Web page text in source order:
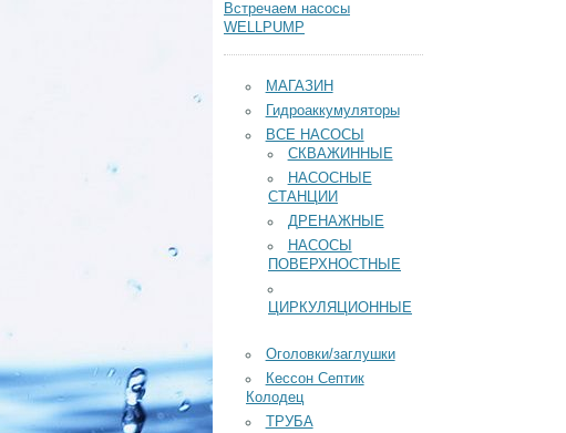
Встречаем насосы
WELLPUMP
МАГАЗИН
Гидроаккумуляторы
ВСЕ НАСОСЫ
СКВАЖИННЫЕ
НАСОСНЫЕ
СТАНЦИИ
ДРЕНАЖНЫЕ
НАСОСЫ
ПОВЕРХНОСТНЫЕ
ЦИРКУЛЯЦИОННЫЕ
Оголовки/заглушки
Кессон Септик
Колодец
ТРУБА